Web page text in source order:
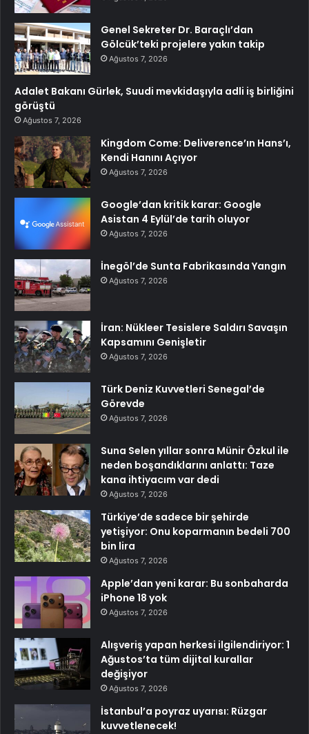
Genel Sekreter Dr. Baraçlı’dan
Gölcük’teki projelere yakın takip
Ağustos 7, 2026
Adalet Bakanı Gürlek, Suudi mevkidaşıyla adli iş birliğini
görüştü
Ağustos 7, 2026
Kingdom Come: Deliverence’ın Hans’ı,
Kendi Hanını Açıyor
Ağustos 7, 2026
Google’dan kritik karar: Google
Asistan 4 Eylül’de tarih oluyor
Ağustos 7, 2026
İnegöl’de Sunta Fabrikasında Yangın
Ağustos 7, 2026
İran: Nükleer Tesislere Saldırı Savaşın
Kapsamını Genişletir
Ağustos 7, 2026
Türk Deniz Kuvvetleri Senegal’de
Görevde
Ağustos 7, 2026
Suna Selen yıllar sonra Münir Özkul ile
neden boşandıklarını anlattı: Taze
kana ihtiyacım var dedi
Ağustos 7, 2026
Türkiye’de sadece bir şehirde
yetişiyor: Onu koparmanın bedeli 700
bin lira
Ağustos 7, 2026
Apple’dan yeni karar: Bu sonbaharda
iPhone 18 yok
Ağustos 7, 2026
Alışveriş yapan herkesi ilgilendiriyor: 1
Ağustos’ta tüm dijital kurallar
değişiyor
Ağustos 7, 2026
İstanbul’a poyraz uyarısı: Rüzgar
kuvvetlenecek!